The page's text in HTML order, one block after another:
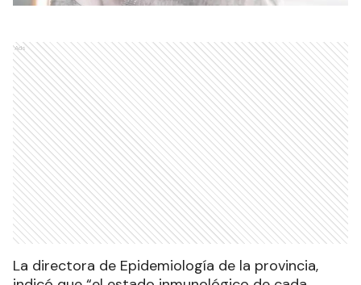
Ads
La directora de Epidemiología de la provincia,